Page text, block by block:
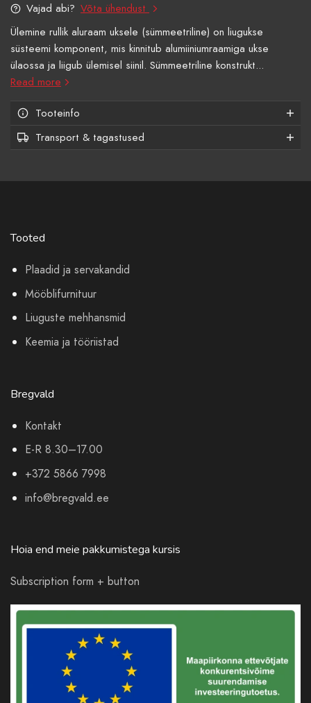
Vajad abi? Võta ühendust
Ülemine rullik aluraam uksele (sümmeetriline) on liugukse
süsteemi komponent, mis kinnitub alumiiniumraamiga ukse
ülaossa ja liigub ülemisel siinil. Sümmeetriline konstrukt...
Read more
Tooteinfo
Transport & tagastused
Tooted
Plaadid ja servakandid
Mööblifurnituur
Liuguste mehhansmid
Keemia ja tööriistad
Bregvald
Kontakt
E-R 8.30–17.00
+372 5866 7998
info@bregvald.ee
Hoia end meie pakkumistega kursis
Subscription form + button